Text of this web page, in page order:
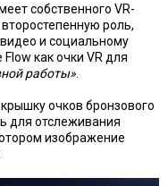
собственного VR-
роль,
и социальному
как очки VR для
работы».
очков бронзового
для отслеживания
изображение